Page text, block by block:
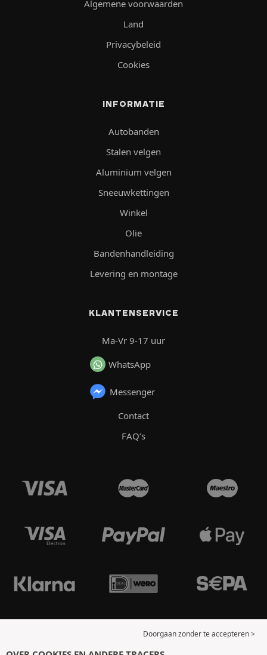
Algemene voorwaarden
Land
Privacybeleid
Cookies
INFORMATIE
Autobanden
Stalen velgen
Aluminium velgen
Sneeuwkettingen
Winkel
Olie
Bandenhandleiding
Levering en montage
KLANTENSERVICE
Ma-Vr 9-17 uur
WhatsApp
Messenger
Contact
FAQ’s
Doorgaan zonder te accepteren >